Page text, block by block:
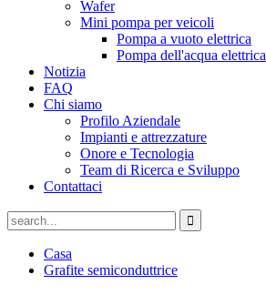
Wafer
Mini pompa per veicoli
Pompa a vuoto elettrica
Pompa dell'acqua elettrica
Notizia
FAQ
Chi siamo
Profilo Aziendale
Impianti e attrezzature
Onore e Tecnologia
Team di Ricerca e Sviluppo
Contattaci
Casa
Grafite semiconduttrice